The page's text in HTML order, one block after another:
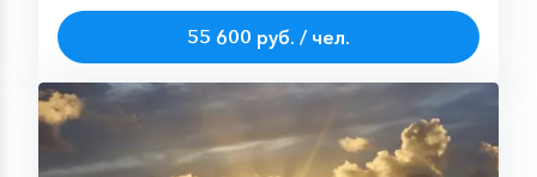
55 600 руб. / чел.